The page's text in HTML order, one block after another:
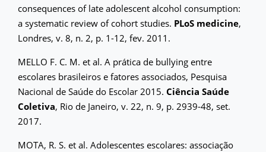
consequences of late adolescent alcohol consumption:
a systematic review of cohort studies. PLoS medicine,
Londres, v. 8, n. 2, p. 1-12, fev. 2011.
MELLO F. C. M. et al. A prática de bullying entre
escolares brasileiros e fatores associados, Pesquisa
Nacional de Saúde do Escolar 2015. Ciência Saúde
Coletiva, Rio de Janeiro, v. 22, n. 9, p. 2939-48, set.
2017.
MOTA, R. S. et al. Adolescentes escolares: associação